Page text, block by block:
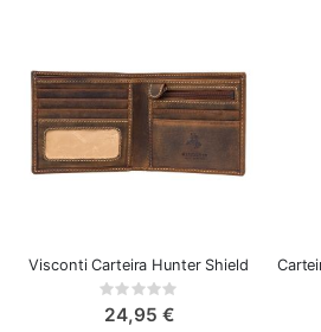
Visconti Carteira Hunter Shield
Rating:
24,95 €